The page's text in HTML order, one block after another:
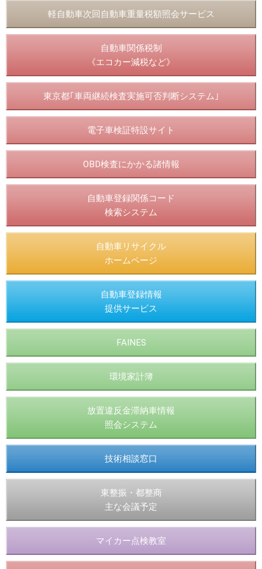
軽自動車次回自動車重量税額照会サービス
自動車関係税制
《エコカー減税など》
東京都｢車両継続検査実施可否判断システム｣
電子車検証特設サイト
OBD検査にかかる諸情報
自動車登録関係コード
検索システム
自動車リサイクル
ホームページ
自動車登録情報
提供サービス
FAINES
環境家計簿
放置違反金滞納車情報
照会システム
技術相談窓口
東整振・都整商
主な会議予定
マイカー点検教室